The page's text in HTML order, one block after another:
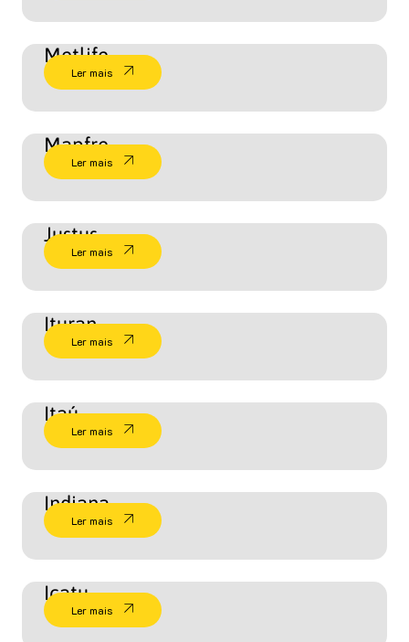
Metlife
Ler mais
Mapfre
Ler mais
Justus
Ler mais
Ituran
Ler mais
Itaú
Ler mais
Indiana
Ler mais
Icatu
Ler mais